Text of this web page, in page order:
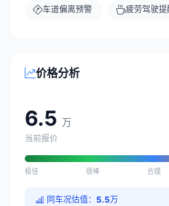
车道偏离预警 疲劳驾驶提
价格分析
6.5 万
当前报价
极佳 很棒 合理
同车况估值： 5.5万